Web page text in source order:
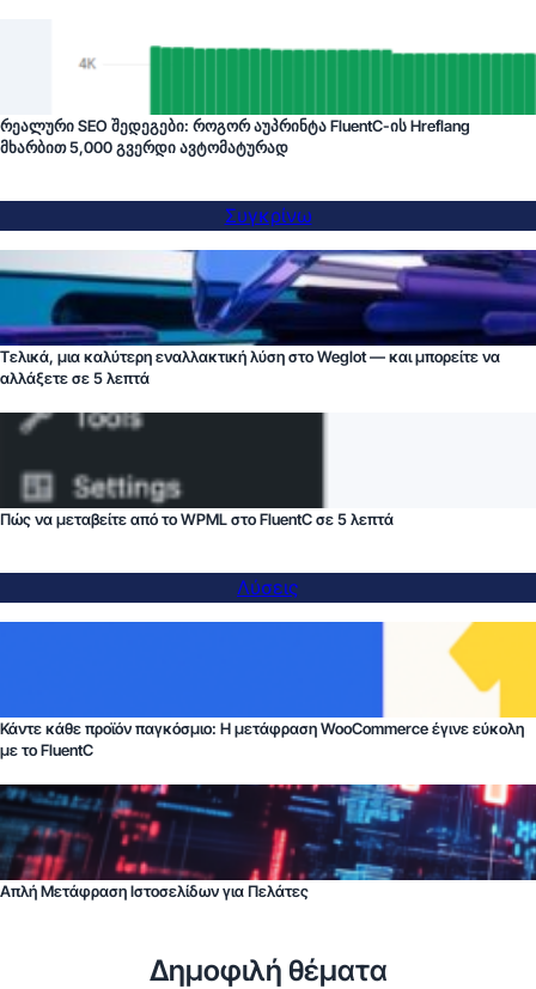
რეალური SEO შედეგები: როგორ აუპრინტა FluentC-ის Hreflang
მხარბით 5,000 გვერდი ავტომატურად
Συγκρίνω
Τελικά, μια καλύτερη εναλλακτική λύση στο Weglot — και μπορείτε να
αλλάξετε σε 5 λεπτά
Πώς να μεταβείτε από το WPML στο FluentC σε 5 λεπτά
Λύσεις
Κάντε κάθε προϊόν παγκόσμιο: Η μετάφραση WooCommerce έγινε εύκολη
με το FluentC
Απλή Μετάφραση Ιστοσελίδων για Πελάτες
Δημοφιλή θέματα